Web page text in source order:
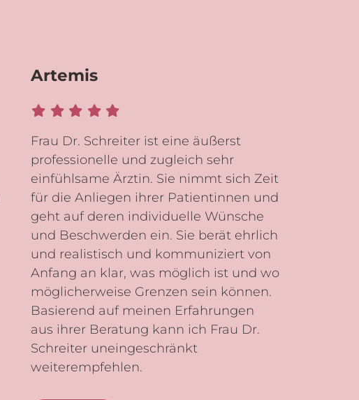
Artemis
Frau Dr. Schreiter ist eine äußerst
professionelle und zugleich sehr
einfühlsame Ärztin. Sie nimmt sich Zeit
für die Anliegen ihrer Patientinnen und
geht auf deren individuelle Wünsche
und Beschwerden ein. Sie berät ehrlich
und realistisch und kommuniziert von
Anfang an klar, was möglich ist und wo
möglicherweise Grenzen sein können.
Basierend auf meinen Erfahrungen
aus ihrer Beratung kann ich Frau Dr.
Schreiter uneingeschränkt
weiterempfehlen.